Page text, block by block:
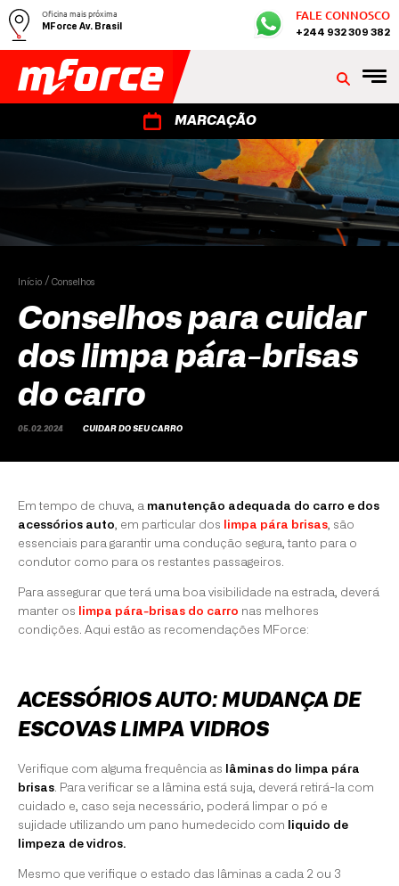
Oficina mais próxima
MForce Av. Brasil
FALE CONNOSCO
+244 932 309 382
MARCAÇÃO
Início Conselhos
Conselhos para cuidar
dos limpa pára-brisas
do carro
05.02.2024 CUIDAR DO SEU CARRO
Em tempo de chuva, a manutenção adequada do carro e dos
acessórios auto, em particular dos limpa pára brisas, são
essenciais para garantir uma condução segura, tanto para o
condutor como para os restantes passageiros.
Para assegurar que terá uma boa visibilidade na estrada, deverá
manter os
limpa pára-brisas do carro nas melhores
condições. Aqui estão as recomendações MForce:
ACESSÓRIOS AUTO: MUDANÇA DE
ESCOVAS LIMPA VIDROS
Verifique com alguma frequência as
lâminas do limpa pára
brisas . Para verificar se a lâmina está suja, deverá retirá-la com
cuidado e, caso seja necessário, poderá limpar o pó e
sujidade utilizando um pano humedecido com
liquido de
limpeza de vidros.
Mesmo que verifique o estado das lâminas a cada 2 ou 3